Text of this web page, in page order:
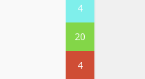
4
20
4